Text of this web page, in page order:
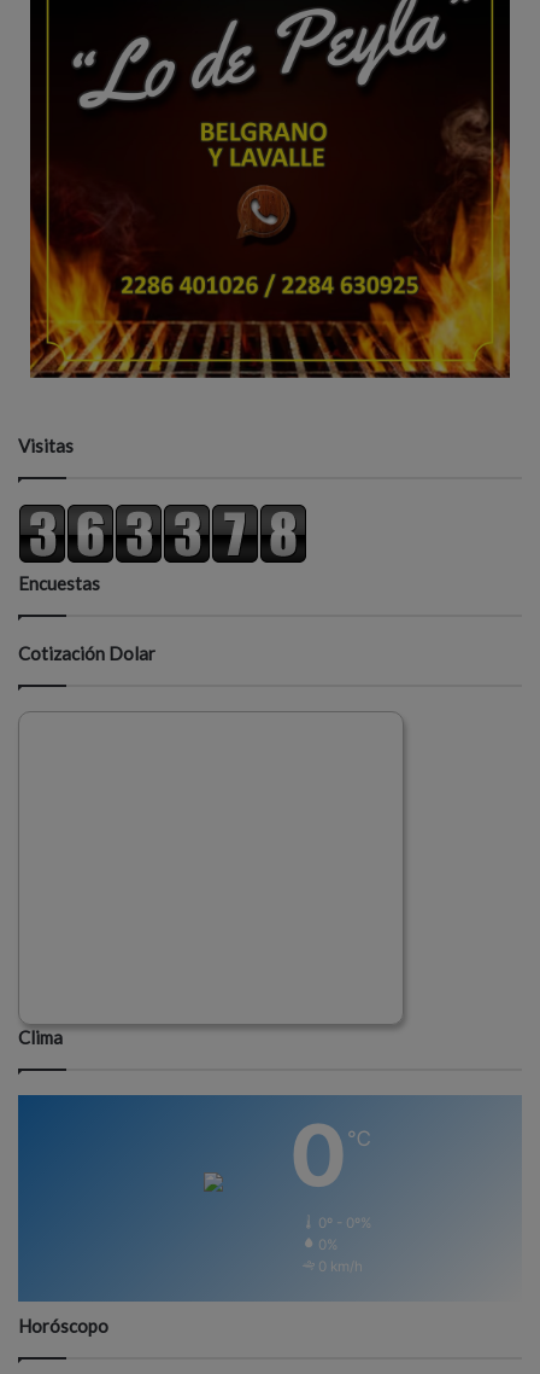
Visitas
Encuestas
Cotización Dolar
Clima
0 ℃
0º - 0º%
0%
0 km/h
Horóscopo